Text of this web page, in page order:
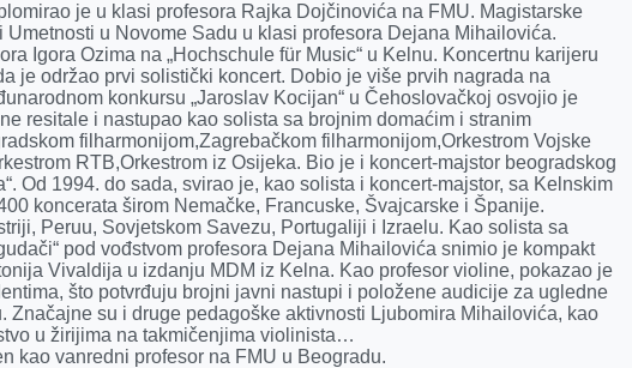
je u klasi profesora Rajka Dojčinovića na FMU. Magistarske
u Novome Sadu u klasi profesora Dejana Mihailovića.
Igora Ozima na „Hochschule für Music“ u Kelnu. Koncertnu karijeru
je održao prvi solistički koncert. Dobio je više prvih nagrada na
konkursu „Jaroslav Kocijan“ u Čehoslovačkoj osvojio je
resitale i nastupao kao solista sa brojnim domaćim i stranim
filharmonijom,Zagrebačkom filharmonijom,Orkestrom Vojske
RTB,Orkestrom iz Osijeka. Bio je i koncert-majstor beogradskog
Od 1994. do sada, svirao je, kao solista i koncert-majstor, sa Kelnskim
koncerata širom Nemačke, Francuske, Švajcarske i Španije.
Peruu, Sovjetskom Savezu, Portugaliji i Izraelu. Kao solista sa
pod vođstvom profesora Dejana Mihailovića snimio je kompakt
Vivaldija u izdanju MDM iz Kelna. Kao profesor violine, pokazao je
što potvrđuju brojni javni nastupi i položene audicije za ugledne
Značajne su i druge pedagoške aktivnosti Ljubomira Mihailovića, kao
u žirijima na takmičenjima violinista…
kao vanredni profesor na FMU u Beogradu.